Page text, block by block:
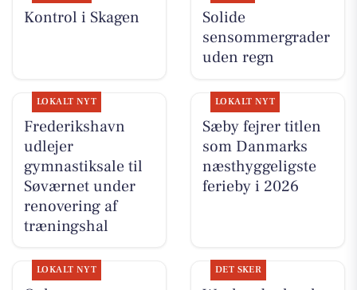
Kontrol i Skagen
Solide
sensommergrader
uden regn
LOKALT NYT
Frederikshavn
udlejer
gymnastiksale til
Søværnet under
renovering af
træningshal
LOKALT NYT
Sæby fejrer titlen
som Danmarks
næsthyggeligste
ferieby i 2026
LOKALT NYT DET SKER